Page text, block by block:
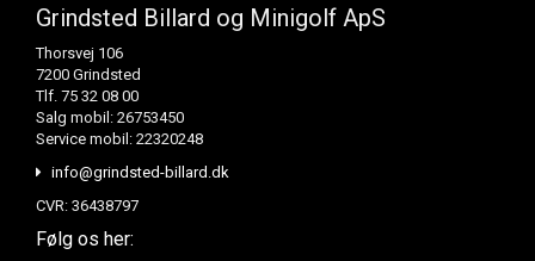
Grindsted Billard og Minigolf ApS
Thorsvej 106
7200 Grindsted
Tlf. 75 32 08 00
Salg mobil: 26753450
Service mobil: 22320248
info@grindsted-billard.dk
CVR: 36438797
Følg os her: